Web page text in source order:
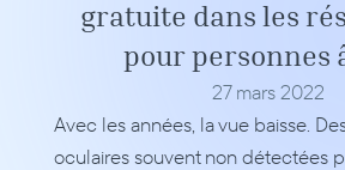
gratuite dans les
pour personnes
27 mars 2022
Avec les années, la vue baisse.
oculaires souvent non détectées